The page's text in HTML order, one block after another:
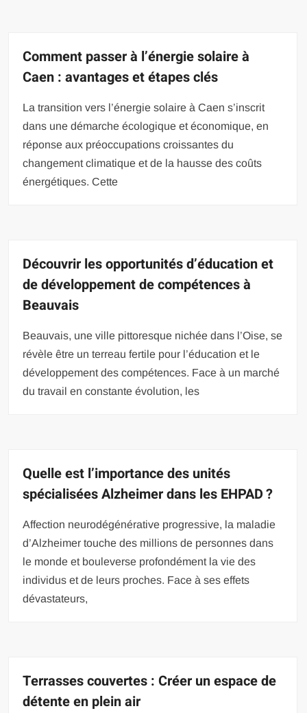
Comment passer à l’énergie solaire à
Caen : avantages et étapes clés
La transition vers l’énergie solaire à Caen s’inscrit
dans une démarche écologique et économique, en
réponse aux préoccupations croissantes du
changement climatique et de la hausse des coûts
énergétiques. Cette
Découvrir les opportunités d’éducation et
de développement de compétences à
Beauvais
Beauvais, une ville pittoresque nichée dans l’Oise, se
révèle être un terreau fertile pour l’éducation et le
développement des compétences. Face à un marché
du travail en constante évolution, les
Quelle est l’importance des unités
spécialisées Alzheimer dans les EHPAD ?
Affection neurodégénérative progressive, la maladie
d’Alzheimer touche des millions de personnes dans
le monde et bouleverse profondément la vie des
individus et de leurs proches. Face à ses effets
dévastateurs,
Terrasses couvertes : Créer un espace de
détente en plein air